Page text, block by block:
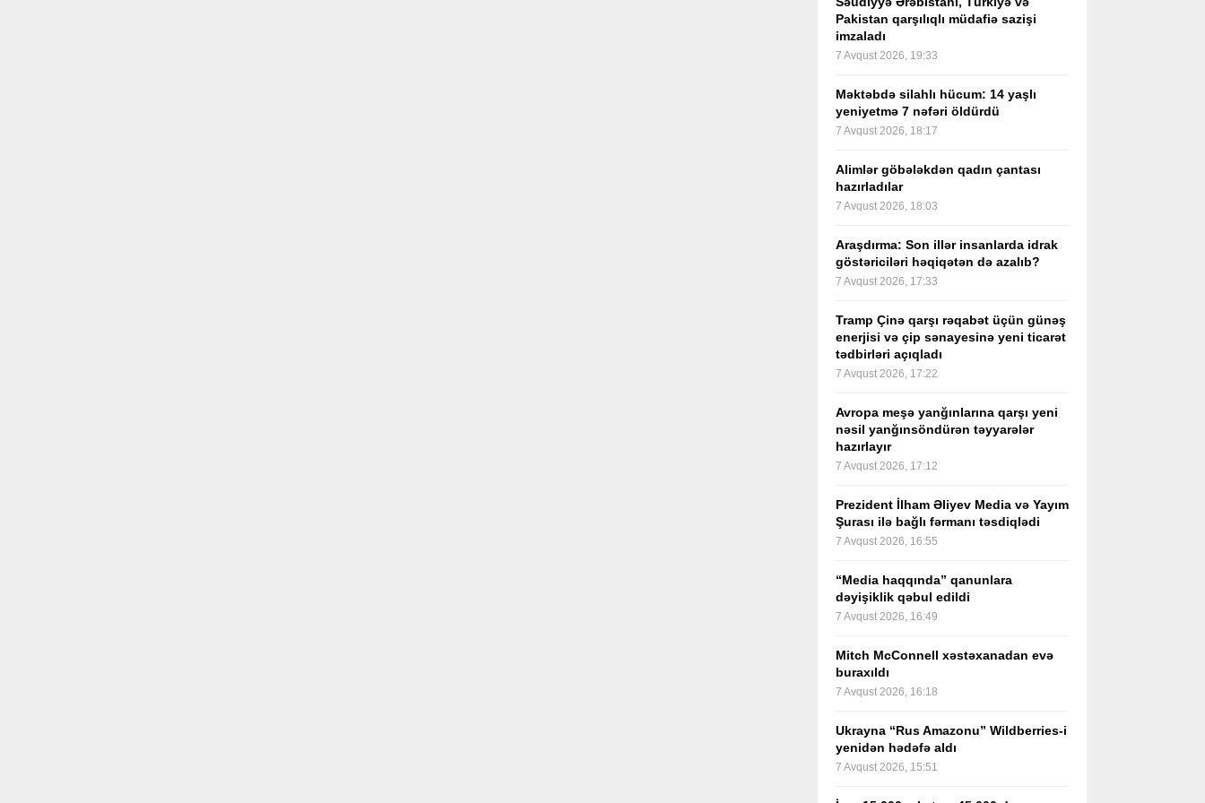
Pakistan qarşılıqlı müdafiə sazişi
imzaladı
7 Avqust 2026, 19:33
Məktəbdə silahlı hücum: 14 yaşlı
yeniyetmə 7 nəfəri öldürdü
7 Avqust 2026, 18:17
Alimlər göbələkdən qadın çantası
hazırladılar
7 Avqust 2026, 18:03
Araşdırma: Son illər insanlarda idrak
göstəriciləri həqiqətən də azalıb?
7 Avqust 2026, 17:33
Tramp Çinə qarşı rəqabət üçün günəş
enerjisi və çip sənayesinə yeni ticarət
tədbirləri açıqladı
7 Avqust 2026, 17:22
Avropa meşə yanğınlarına qarşı yeni
nəsil yanğınsöndürən təyyarələr
hazırlayır
7 Avqust 2026, 17:12
Prezident İlham Əliyev Media və Yayım
Şurası ilə bağlı fərmanı təsdiqlədi
7 Avqust 2026, 16:55
“Media haqqında” qanunlara
dəyişiklik qəbul edildi
7 Avqust 2026, 16:49
Mitch McConnell xəstəxanadan evə
buraxıldı
7 Avqust 2026, 16:18
Ukrayna “Rus Amazonu” Wildberries-i
yenidən hədəfə aldı
7 Avqust 2026, 15:51